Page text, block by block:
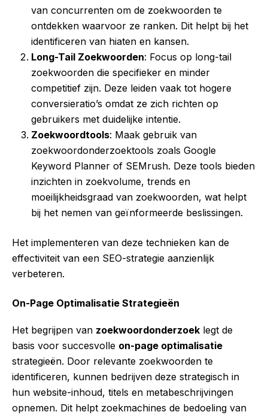
van concurrenten om de zoekwoorden te
ontdekken waarvoor ze ranken. Dit helpt bij het
identificeren van hiaten en kansen.
Long-Tail Zoekwoorden: Focus op long-tail
zoekwoorden die specifieker en minder
competitief zijn. Deze leiden vaak tot hogere
conversieratio’s omdat ze zich richten op
gebruikers met duidelijke intentie.
Zoekwoordtools: Maak gebruik van
zoekwoordonderzoektools zoals Google
Keyword Planner of SEMrush. Deze tools bieden
inzichten in zoekvolume, trends en
moeilijkheidsgraad van zoekwoorden, wat helpt
bij het nemen van geïnformeerde beslissingen.
Het implementeren van deze technieken kan de
effectiviteit van een SEO-strategie aanzienlijk
verbeteren.
On-Page Optimalisatie Strategieën
Het begrijpen van zoekwoordonderzoek legt de
basis voor succesvolle on-page optimalisatie
strategieën. Door relevante zoekwoorden te
identificeren, kunnen bedrijven deze strategisch in
hun website-inhoud, titels en metabeschrijvingen
opnemen. Dit helpt zoekmachines de bedoeling van